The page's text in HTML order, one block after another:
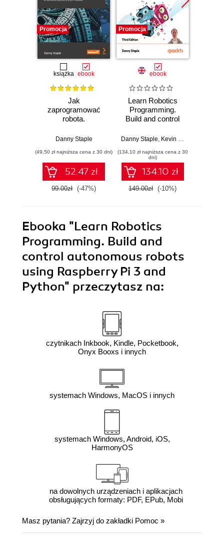
Promocja
książka ebook
Jak
zaprogramować
robota.
Raspberry Pi i
tworzeniu
autonomicznych
robotów. Wydanie
II
Danny Staple
(49,50 zł najniższa cena z 30 dni)
52.47 zł
99.00zł (-47%)
Promocja
ebook
Learn Robotics
Programming.
Build and control
robots with
Python - Third
Edition
Danny Staple Kevin McAleer
(134,10 zł najniższa cena z 30
dni)
134.10 zł
149.00zł (-10%)
Ebooka "Learn Robotics
Programming. Build and
control autonomous robots
using Raspberry Pi 3 and
Python" przeczytasz na:
czytnikach Inkbook, Kindle, Pocketbook,
Onyx Booxs i innych
systemach Windows, MacOS i innych
systemach Windows, Android, iOS,
HarmonyOS
na dowolnych urządzeniach i aplikacjach
obsługujących formaty: PDF, EPub, Mobi
Masz pytania? Zajrzyj do zakładki Pomoc »